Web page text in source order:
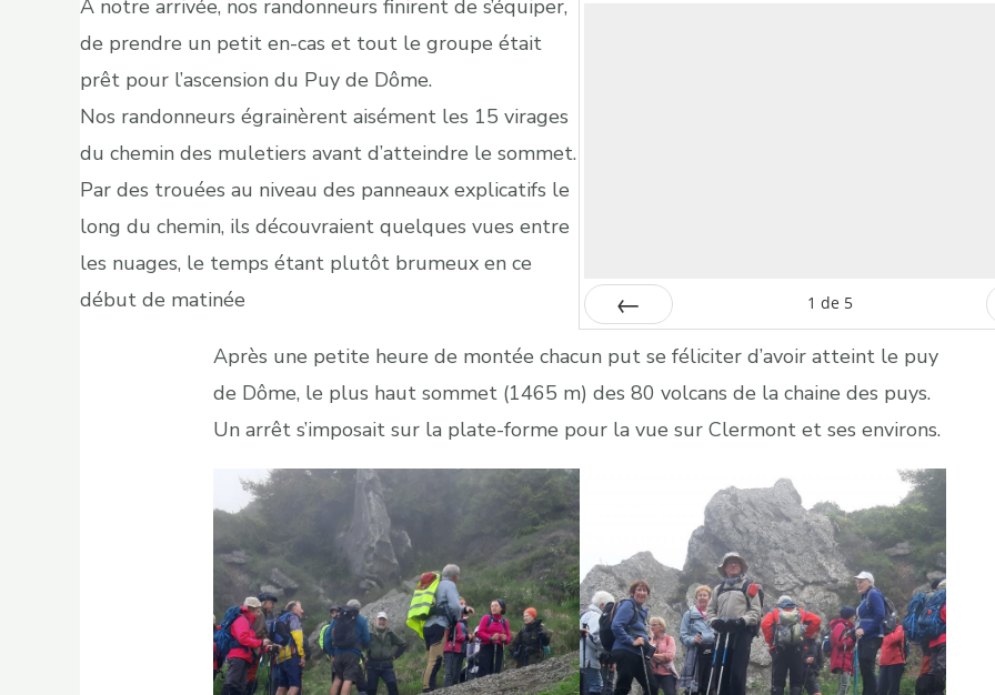
A notre arrivée, nos randonneurs finirent de s’équiper,
de prendre un petit en-cas et tout le groupe était
prêt pour l’ascension du Puy de Dôme.
Nos randonneurs égrainèrent aisément les 15 virages
du chemin des muletiers avant d’atteindre le sommet.
Par des trouées au niveau des panneaux explicatifs le
long du chemin, ils découvraient quelques vues entre
les nuages, le temps étant plutôt brumeux en ce
début de matinée
1 de 5
Après une petite heure de montée chacun put se féliciter d’avoir atteint le puy
de Dôme, le plus haut sommet (1465 m) des 80 volcans de la chaine des puys.
Un arrêt s’imposait sur la plate-forme pour la vue sur Clermont et ses environs.